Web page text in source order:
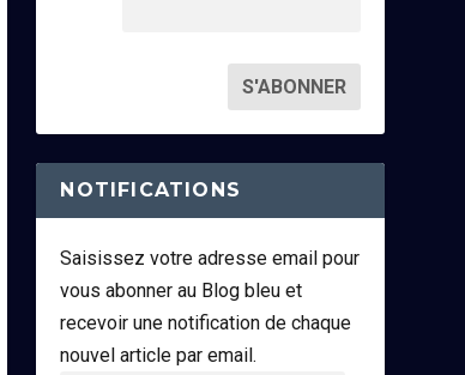
NOTIFICATIONS
Saisissez votre adresse email pour
vous abonner au Blog bleu et
recevoir une notification de chaque
nouvel article par email.